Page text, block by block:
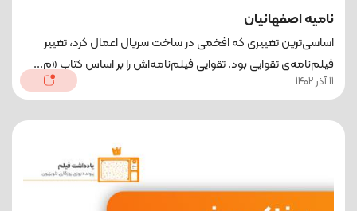
نامیه اصفهانیان
اساسی‌ترین تغییری که افخمی در ساخت سریال اعمال کرد، تغییر
فیلم‌نامه‌ی تقوایی بود. تقوایی فیلم‌نامه‌اش را بر اساس کتاب «م...
11 آذر 1402